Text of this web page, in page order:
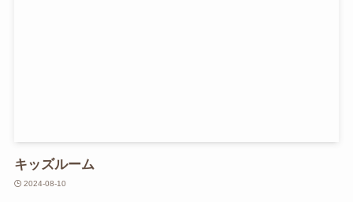
キッズルーム
2024-08-10